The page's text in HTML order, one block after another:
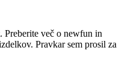
Preberite več o newfun in
Pravkar sem prosil za